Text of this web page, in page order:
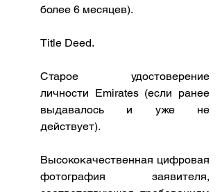
более 6 месяцев).
Title Deed.
Старое удостоверение
личности Emirates (если ранее
выдавалось и уже не
действует).
Высококачественная цифровая
фотография заявителя,